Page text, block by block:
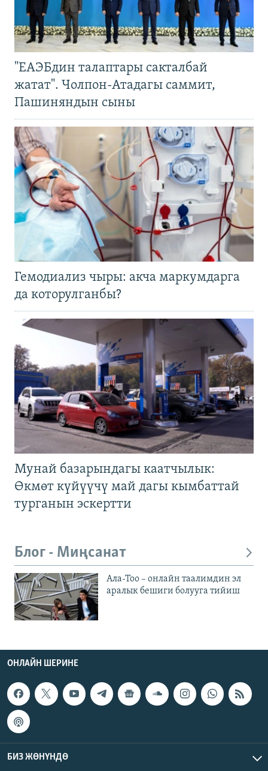
"ЕАЭБдин талаптары сакталбай
жатат". Чолпон-Атадагы саммит,
Пашиняндын сыны
Гемодиализ чыры: акча маркумдарга
да которулганбы?
Мунай базарындагы каатчылык:
Өкмөт күйүүчү май дагы кымбаттай
турганын эскертти
Блог - Миңсанат
Ала-Тоо – онлайн таалимдин эл
аралык бешиги болууга тийиш
ОНЛАЙН ШЕРИНЕ
БИЗ ЖӨНҮНДӨ